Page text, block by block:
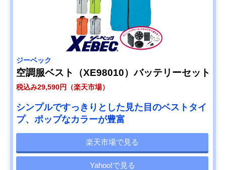
ジーベック
空調服ベスト（XE98010）バッテリーセット
税込み29,590円（楽天市場）
シンプルですっきりとした見た目のベストタイ
プ、ポップなカラーが豊富
楽天市場で見る
Yahoo!で見る